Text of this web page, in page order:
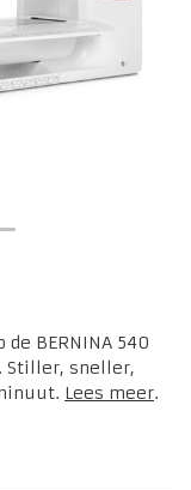
BERNINA 540
Stiller, sneller,
Lees meer.